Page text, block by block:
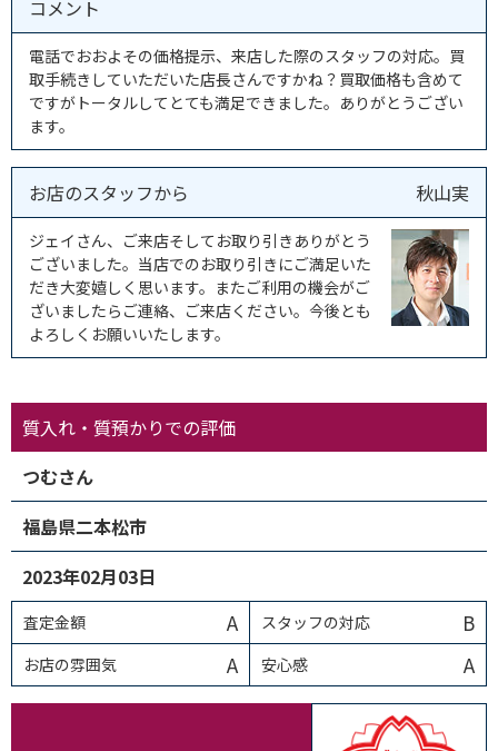
コメント
電話でおおよその価格提示、来店した際のスタッフの対応。買
取手続きしていただいた店長さんですかね？買取価格も含めて
ですがトータルしてとても満足できました。ありがとうござい
ます。
お店のスタッフから 秋山実
ジェイさん、ご来店そしてお取り引きありがとう
ございました。当店でのお取り引きにご満足いた
だき大変嬉しく思います。またご利用の機会がご
ざいましたらご連絡、ご来店ください。今後とも
よろしくお願いいたします。
質入れ・質預かりでの評価
つむさん
福島県二本松市
2023年02月03日
査定金額 A スタッフの対応 B
お店の雰囲気 A 安心感 A